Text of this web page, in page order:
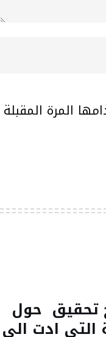
المرة المقبلة
تحقيق حول
التي ادت الى